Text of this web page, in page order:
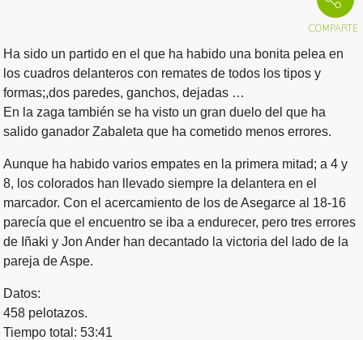
Ha sido un partido en el que ha habido una bonita pelea en
los cuadros delanteros con remates de todos los tipos y
formas;,dos paredes, ganchos, dejadas …
En la zaga también se ha visto un gran duelo del que ha
salido ganador Zabaleta que ha cometido menos errores.
Aunque ha habido varios empates en la primera mitad; a 4 y
8, los colorados han llevado siempre la delantera en el
marcador. Con el acercamiento de los de Asegarce al 18-16
parecía que el encuentro se iba a endurecer, pero tres errores
de Iñaki y Jon Ander han decantado la victoria del lado de la
pareja de Aspe.
Datos:
458 pelotazos.
Tiempo total: 53:41